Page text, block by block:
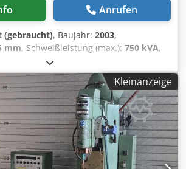
Anrufen
(gebraucht), Baujahr: 2003,
mm, Schweißleistung (max.): 750 kVA,
Gitterträgerfabrik Die
: - Mattenschweißanlage SCHLATTER PG
, Baujahr - 2002 - Gitterträgerlinie
, Jahr - 2003 - Maschinen zum
1x Wafios R4 2 x VITARI NR16 1X
SMEI , Eingang Draht
- 4m/sec. Dedpfx Aeqy Ek
SMEI -
SMEI
Kleinanzeige